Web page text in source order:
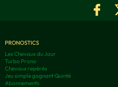
PRONOSTICS
Les Chevaux du Jour
Turbo Prono
Chevaux repérés
Jeu simple gagnant Quinté
Abonnements